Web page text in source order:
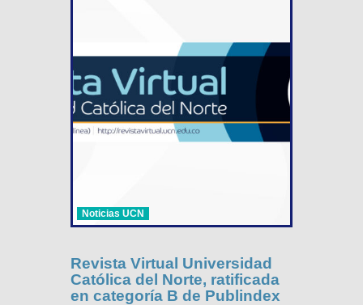
Noticias UCN
Revista Virtual Universidad
Católica del Norte, ratificada
en categoría B de Publindex